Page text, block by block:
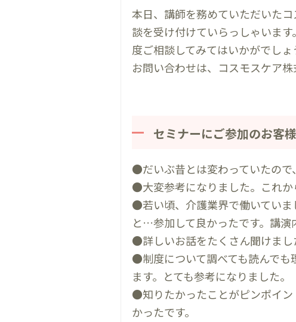
本日、講師を務めていただいた
談を受け付けていらっしゃいま
度ご相談してみてはいかがでしょ
お問い合わせは、コスモスケア
セミナーにご参加のお客
●だいぶ昔とは変わっていたので
●大変参考になりました。これか
●若い頃、介護業界で働いていま
と…参加して良かったです。講演
●詳しいお話をたくさん聞けまし
●制度について調べても読んでも
ます。とても参考になりました。
●知りたかったことがピンポイン
かったです。